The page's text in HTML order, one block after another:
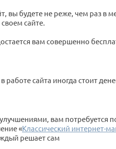
вы будете не реже, чем раз
сайте.
вам совершенно
сайта иногда стоит
вам
«Классический интернет-
решает сам